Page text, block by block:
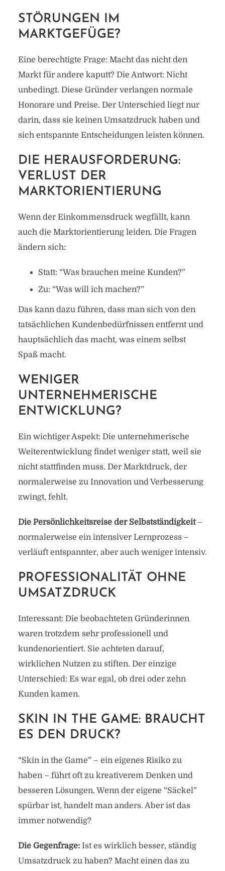
STÖRUNGEN IM
MARKTGEFÜGE?
Eine berechtigte Frage: Macht das nicht den
Markt für andere kaputt? Die Antwort: Nicht
unbedingt. Diese Gründer verlangen normale
Honorare und Preise. Der Unterschied liegt nur
darin, dass sie keinen Umsatzdruck haben und
sich entspannte Entscheidungen leisten können.
DIE HERAUSFORDERUNG:
VERLUST DER
MARKTORIENTIERUNG
Wenn der Einkommensdruck wegfällt, kann
auch die Marktorientierung leiden. Die Fragen
ändern sich:
Statt: “Was brauchen meine Kunden?”
Zu: “Was will ich machen?”
Das kann dazu führen, dass man sich von den
tatsächlichen Kundenbedürfnissen entfernt und
hauptsächlich das macht, was einem selbst
Spaß macht.
WENIGER
UNTERNEHMERISCHE
ENTWICKLUNG?
Ein wichtiger Aspekt: Die unternehmerische
Weiterentwicklung findet weniger statt, weil sie
nicht stattfinden muss. Der Marktdruck, der
normalerweise zu Innovation und Verbesserung
zwingt, fehlt.
Die Persönlichkeitsreise der Selbstständigkeit–
normalerweise ein intensiver Lernprozess –
verläuft entspannter, aber auch weniger intensiv.
PROFESSIONALITÄT OHNE
UMSATZDRUCK
Interessant: Die beobachteten Gründerinnen
waren trotzdem sehr professionell und
kundenorientiert. Sie achteten darauf,
wirklichen Nutzen zu stiften. Der einzige
Unterschied: Es war egal, ob drei oder zehn
Kunden kamen.
SKIN IN THE GAME: BRAUCHT
ES DEN DRUCK?
“Skin in the Game” – ein eigenes Risiko zu
haben – führt oft zu kreativerem Denken und
besseren Lösungen. Wenn der eigene “Säckel”
spürbar ist, handelt man anders. Aber ist das
immer notwendig?
Die Gegenfrage:Ist es wirklich besser, ständig
Umsatzdruck zu haben? Macht einen das zu